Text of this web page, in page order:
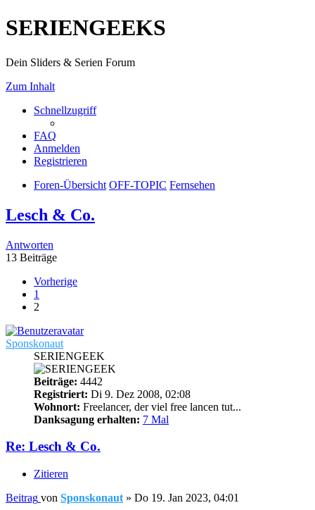
SERIENGEEKS
Dein Sliders & Serien Forum
Zum Inhalt
Schnellzugriff
FAQ
Anmelden
Registrieren
Foren-Übersicht OFF-TOPIC Fernsehen
Lesch & Co.
Antworten
13 Beiträge
Vorherige
1
2
Sponskonaut
SERIENGEEK
Beiträge: 4442
Registriert: Di 9. Dez 2008, 02:08
Wohnort: Freelancer, der viel free lancen tut...
Danksagung erhalten: 7 Mal
Re: Lesch & Co.
Zitieren
Beitrag von Sponskonaut » Do 19. Jan 2023, 04:01